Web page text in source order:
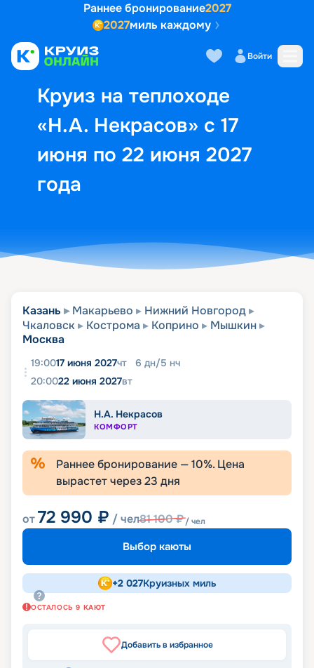
Раннее бронирование2027
2027миль каждому
Войти
Круиз на теплоходе
«Н.А. Некрасов» с 17
июня по 22 июня 2027
года
Выбор кают Маршрут и
Казань Макарьево
Нижний Новгород
Чкаловск
Кострома Коприно
Мышкин
Москва
19:0017 июня 2027чт 6 дн/5 нч
20:0022 июня 2027вт
Н.А. Некрасов
КОМФОРТ
Раннее бронирование —10%. Цена
вырастет через23 дня
от72 990 ₽ / чел81 100₽/ чел
Выбор каюты
+2 027Круизных миль
ОСТАЛОСЬ 9 КАЮТ
Добавить в избранное